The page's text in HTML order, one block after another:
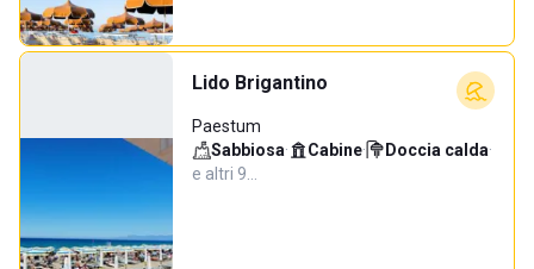
Lido Brigantino
Paestum
Sabbiosa· Cabine· Doccia calda·
e altri 9…